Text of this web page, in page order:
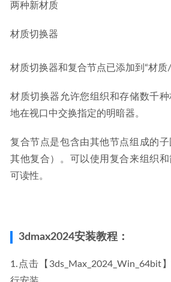
两种新材质
材质切换器
材质切换器和复合节点已添加到“材质/
材质切换器允许您组织和存储数千
地在视口中交换指定的明暗器。
复合节点是包含由其他节点组成的
其他复合）。可以使用复合来组织
可读性。
3dmax2024安装教程：
1.点击【3ds_Max_2024_Win_64bit